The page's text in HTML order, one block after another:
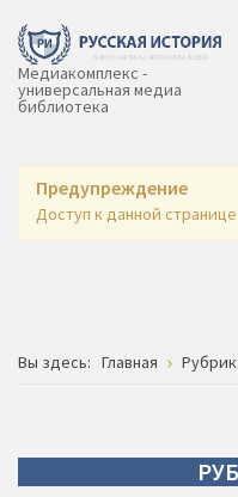
Медиакомплекс -
универсальная медиа
библиотека
Предупреждение
Доступ к данной
Вы здесь: Главная